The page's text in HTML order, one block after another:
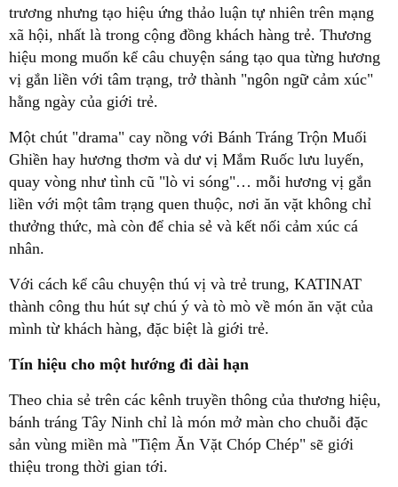
trương nhưng tạo hiệu ứng thảo luận tự nhiên trên mạng
xã hội, nhất là trong cộng đồng khách hàng trẻ. Thương
hiệu mong muốn kể câu chuyện sáng tạo qua từng hương
vị gắn liền với tâm trạng, trở thành "ngôn ngữ cảm xúc"
hằng ngày của giới trẻ.
Một chút "drama" cay nồng với Bánh Tráng Trộn Muối
Ghiền hay hương thơm và dư vị Mắm Ruốc lưu luyến,
quay vòng như tình cũ "lò vi sóng"… mỗi hương vị gắn
liền với một tâm trạng quen thuộc, nơi ăn vặt không chỉ
thưởng thức, mà còn để chia sẻ và kết nối cảm xúc cá
nhân.
Với cách kể câu chuyện thú vị và trẻ trung, KATINAT
thành công thu hút sự chú ý và tò mò về món ăn vặt của
mình từ khách hàng, đặc biệt là giới trẻ.
Tín hiệu cho một hướng đi dài hạn
Theo chia sẻ trên các kênh truyền thông của thương hiệu,
bánh tráng Tây Ninh chỉ là món mở màn cho chuỗi đặc
sản vùng miền mà "Tiệm Ăn Vặt Chóp Chép" sẽ giới
thiệu trong thời gian tới.